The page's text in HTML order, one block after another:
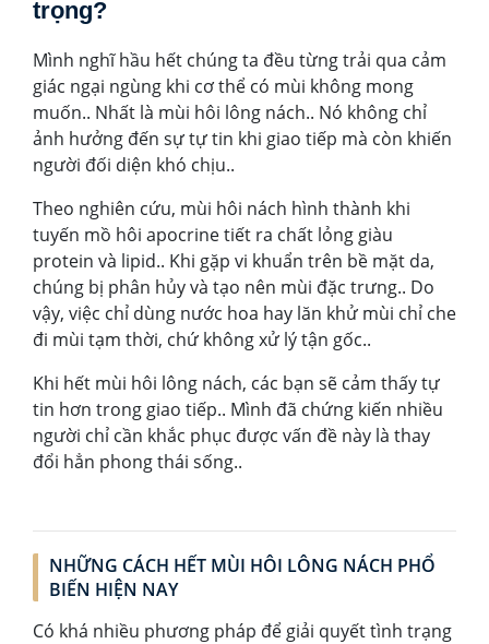
trọng?
Mình nghĩ hầu hết chúng ta đều từng trải qua cảm
giác ngại ngùng khi cơ thể có mùi không mong
muốn.. Nhất là mùi hôi lông nách.. Nó không chỉ
ảnh hưởng đến sự tự tin khi giao tiếp mà còn khiến
người đối diện khó chịu..
Theo nghiên cứu, mùi hôi nách hình thành khi
tuyến mồ hôi apocrine tiết ra chất lỏng giàu
protein và lipid.. Khi gặp vi khuẩn trên bề mặt da,
chúng bị phân hủy và tạo nên mùi đặc trưng.. Do
vậy, việc chỉ dùng nước hoa hay lăn khử mùi chỉ che
đi mùi tạm thời, chứ không xử lý tận gốc..
Khi hết mùi hôi lông nách, các bạn sẽ cảm thấy tự
tin hơn trong giao tiếp.. Mình đã chứng kiến nhiều
người chỉ cần khắc phục được vấn đề này là thay
đổi hẳn phong thái sống..
NHỮNG CÁCH HẾT MÙI HÔI LÔNG NÁCH PHỔ
BIẾN HIỆN NAY
Có khá nhiều phương pháp để giải quyết tình trạng